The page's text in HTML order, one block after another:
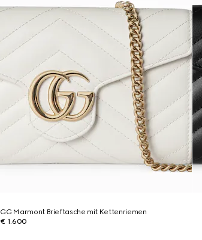
GG Marmont Brieftasche mit Kettenriemen
€ 1.600